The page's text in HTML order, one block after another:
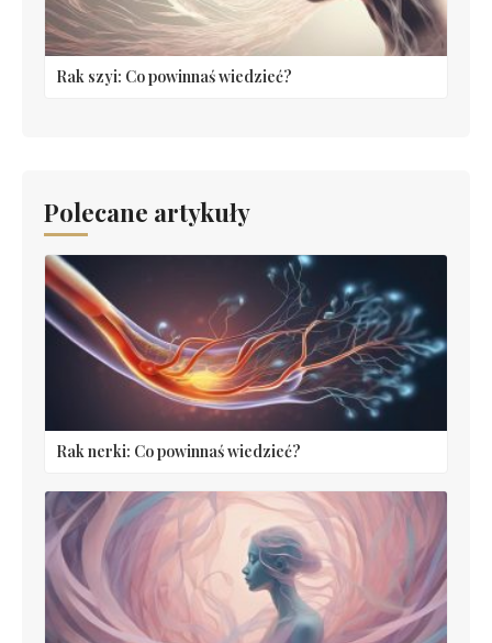
Rak szyi: Co powinnaś wiedzieć?
Polecane artykuły
Rak nerki: Co powinnaś wiedzieć?